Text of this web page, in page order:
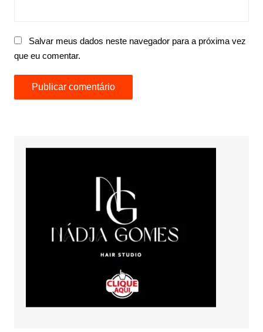
Salvar meus dados neste navegador para a próxima vez
que eu comentar.